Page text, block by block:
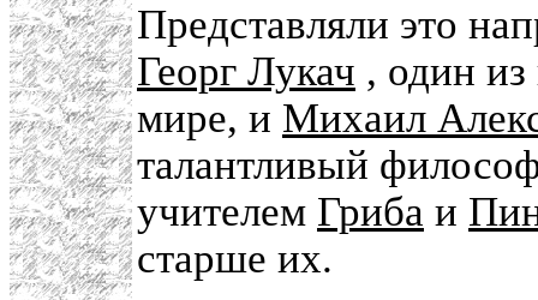
Представляли это
Георг Лукач , один
мире, и Михаил
талантливый
учителем Гриба и
старше их.